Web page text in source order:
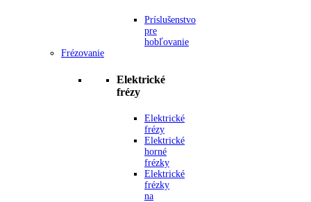
Príslušenstvo
pre
hobľovanie
Frézovanie
Elektrické
frézy
Elektrické
frézy
Elektrické
horné
frézky
Elektrické
frézky
na